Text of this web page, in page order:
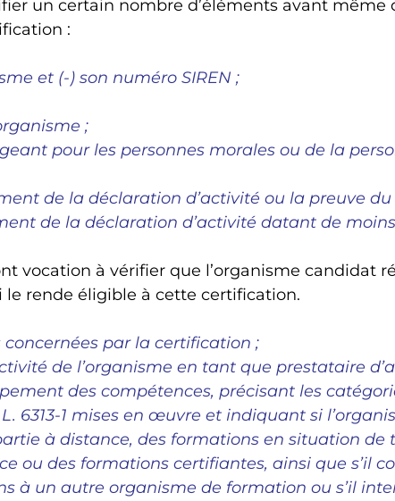
un certain nombre d’éléments avant même
:
et (-) son numéro SIREN ;
;
pour les personnes morales ou de la
de la déclaration d’activité ou la preuve
de la déclaration d’activité datant de
vocation à vérifier que l’organisme candidat
rende éligible à cette certification.
concernées par la certification ;
de l’organisme en tant que prestataire
des compétences, précisant les
6313-1 mises en œuvre et indiquant si
à distance, des formations en situation de
ou des formations certifiantes, ainsi que s’il
à un autre organisme de formation ou s’il